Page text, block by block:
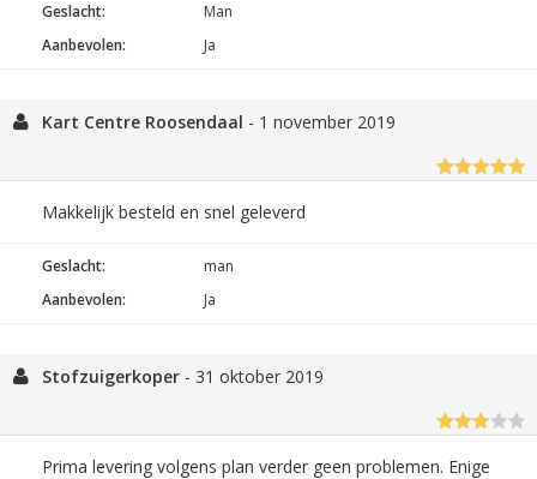
Geslacht:
Man
Aanbevolen:
Ja
Kart Centre Roosendaal - 1 november 2019
Makkelijk besteld en snel geleverd
Geslacht:
man
Aanbevolen:
Ja
Stofzuigerkoper - 31 oktober 2019
Prima levering volgens plan verder geen problemen. Enige